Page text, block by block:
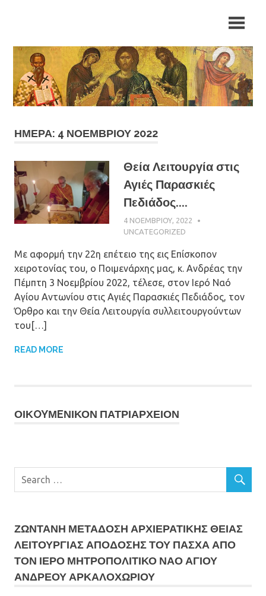
Μητρόπολη
Αρκαλοχωρίου,
Καστελλίου
και
Βιάννου
Καστελλίου
και
Βιάννου
ΗΜΈΡΑ: 4 ΝΟΕΜΒΡΊΟΥ 2022
Θεία Λειτουργία στις
Αγιές Παρασκιές
Πεδιάδος....
4 ΝΟΕΜΒΡΊΟΥ, 2022
UNCATEGORIZED
Με αφορμή την 22η επέτειο της εις Επίσκοπον
χειροτονίας του, ο Ποιμενάρχης μας, κ. Ανδρέας την
Πέμπτη 3 Νοεμβρίου 2022, τέλεσε, στον Ιερό Ναό
Αγίου Αντωνίου στις Αγιές Παρασκιές Πεδιάδος, τον
Όρθρο και την Θεία Λειτουργία συλλειτουργούντων
του[…]
READ MORE
ΟΙΚOYΜEΝΙΚΟΝ ΠΑΤΡΙΑΡΧΕΙΟΝ
ΖΩΝΤΑΝΗ ΜΕΤΆΔΟΣΗ ΑΡΧΙΕΡΑΤΙΚΗΣ ΘΕΙΑΣ
ΛΕΙΤΟΥΡΓΙΑΣ ΑΠΟΔΟΣΗΣ ΤΟΥ ΠΑΣΧΑ ΑΠΟ
ΤΟΝ ΙΕΡΟ ΜΗΤΡΟΠΟΛΙΤΙΚΟ ΝΑΟ ΑΓΙΟΥ
ΑΝΔΡΕΟΥ ΑΡΚΑΛΟΧΩΡΙΟΥ